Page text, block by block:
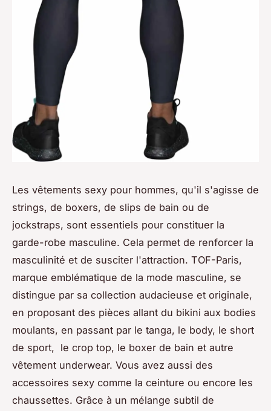
Les vêtements sexy pour hommes, qu'il s'agisse de
strings, de boxers, de slips de bain ou de
jockstraps, sont essentiels pour constituer la
garde-robe masculine. Cela permet de renforcer la
masculinité et de susciter l'attraction. TOF-Paris,
marque emblématique de la mode masculine, se
distingue par sa collection audacieuse et originale,
en proposant des pièces allant du bikini aux bodies
moulants, en passant par le tanga, le body, le short
de sport, le crop top, le boxer de bain et autre
vêtement underwear. Vous avez aussi des
accessoires sexy comme la ceinture ou encore les
chaussettes. Grâce à un mélange subtil de